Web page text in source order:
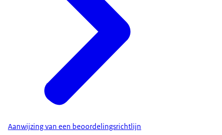
Aanwijzing van een beoordelingsrichtlijn